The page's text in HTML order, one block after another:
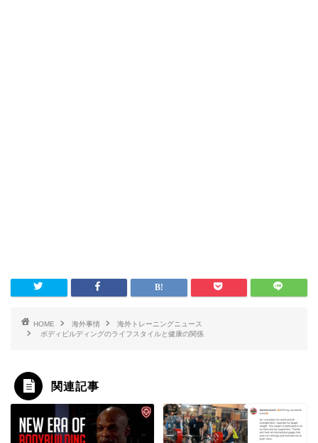
HOME 海外事情
海外トレーニングニュース
ボディビルディングのライフスタイルと健康の関係
関連記事